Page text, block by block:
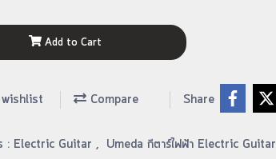
Add to Cart
Compare Share
: Electric Guitar , Umeda กีตาร์ไฟฟ้า Electric Guitar